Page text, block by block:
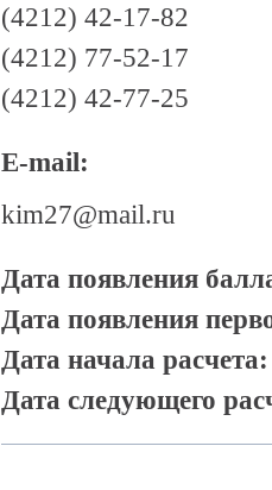
(4212) 42-17-82
(4212) 77-52-17
(4212) 42-77-25
E-mail:
kim27@mail.ru
Дата появления
Дата появления
Дата начала
Дата следующего